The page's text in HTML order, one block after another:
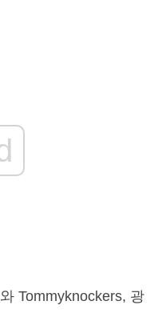
Tommyknockers, 광